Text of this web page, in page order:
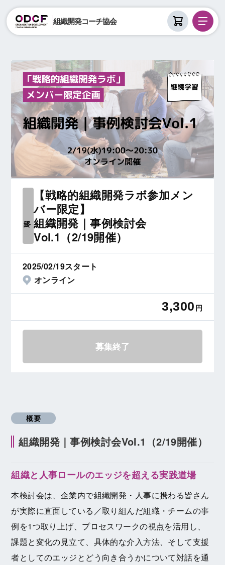
組織開発コーチ協会
【戦略的組織開発ラボ参加メン
バー限定】
組織開発｜事例検討会
Vol.1（2/19開催）
2025/02/19スタート
オンライン
3,300 円
募集終了
概要
組織開発｜事例検討会Vol.1（2/19開催）
組織と人事ロールのエッジを超える実践道場
本検討会は、企業内で組織開発・人事に携わる皆さん
が実際に直面している／取り組んだ組織・チームの事
例を1つ取り上げ、プロセスワークの視点を活用し、
課題と変化の見立て、具体的な介入方法、そして支援
者としてのエッジとどう向き合うかについて対話を通